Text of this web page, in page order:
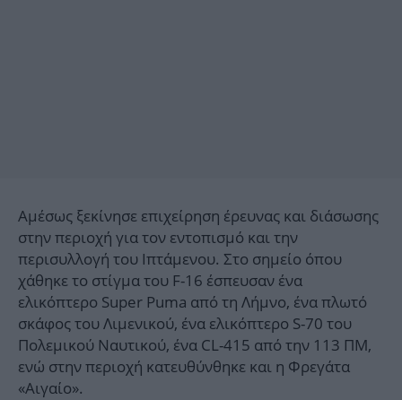
Αμέσως ξεκίνησε επιχείρηση έρευνας και διάσωσης
στην περιοχή για τον εντοπισμό και την
περισυλλογή του Ιπτάμενου. Στο σημείο όπου
χάθηκε το στίγμα του F-16 έσπευσαν ένα
ελικόπτερο Super Puma από τη Λήμνο, ένα πλωτό
σκάφος του Λιμενικού, ένα ελικόπτερο S-70 του
Πολεμικού Ναυτικού, ένα CL-415 από την 113 ΠΜ,
ενώ στην περιοχή κατευθύνθηκε και η Φρεγάτα
«Αιγαίο».